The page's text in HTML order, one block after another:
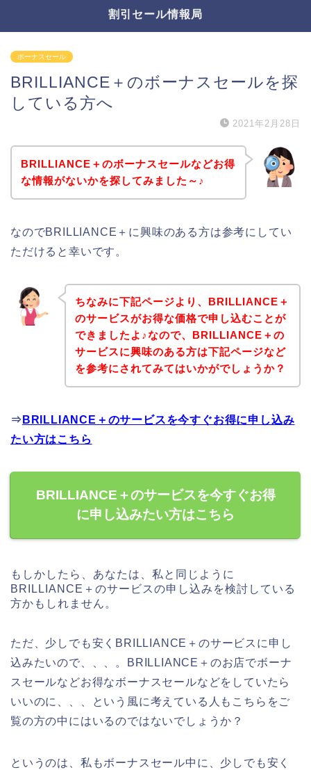
割引セール情報局
ボーナスセール
BRILLIANCE＋のボーナスセールを探
している方へ
2021年2月28日
BRILLIANCE＋のボーナスセールなどお得
な情報がないかを探してみました～♪
なのでBRILLIANCE＋に興味のある方は参考にしてい
ただけると幸いです。
ちなみに下記ページより、BRILLIANCE＋
のサービスがお得な価格で申し込むことが
できましたよ♪なので、BRILLIANCE＋の
サービスに興味のある方は下記ページなど
を参考にされてみてはいかがでしょうか？
⇒ BRILLIANCE＋のサービスを今すぐお得に申し込み
たい方はこちら
BRILLIANCE＋のサービスを今すぐお得
に申し込みたい方はこちら
もしかしたら、あなたは、私と同じように
BRILLIANCE＋のサービスの申し込みを検討している
方かもしれません。
ただ、少しでも安くBRILLIANCE＋のサービスに申し
込みたいので、、、。BRILLIANCE＋のお店でボーナ
スセールなどお得なボーナスセールなどをしていたら
いいのに、、、という風に考えている人もこちらをご
覧の方の中にはいるのではないでしょうか？
というのは、私もボーナスセール中に、少しでも安く